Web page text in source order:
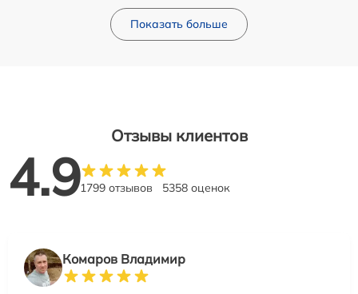
Показать больше
Отзывы клиентов
4.91799 отзывов 5358 оценок
Комаров Владимир